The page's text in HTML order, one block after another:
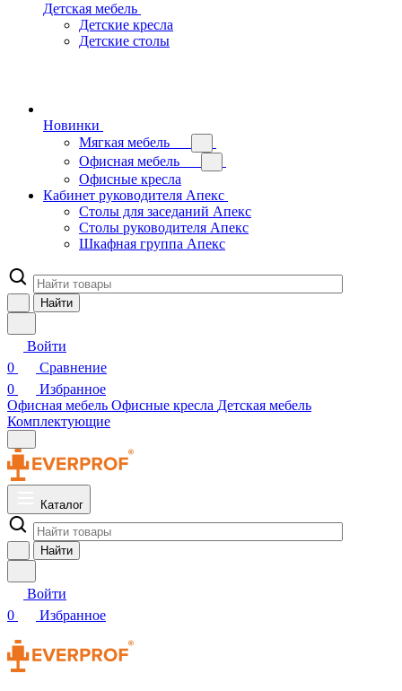
Детская мебель
Детские кресла
Детские столы
Новинки
Мягкая мебель
Офисная мебель
Офисные кресла
Кабинет руководителя Апекс
Столы для заседаний Апекс
Столы руководителя Апекс
Шкафная группа Апекс
Найти
Войти
0
Сравнение
0
Избранное
Офисная мебель Офисные кресла Детская мебель
Комплектующие
Каталог
Найти
Войти
0
Избранное